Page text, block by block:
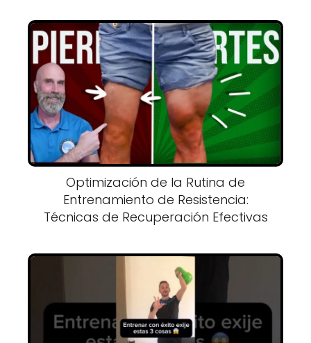
Optimización de la Rutina de
Entrenamiento de Resistencia:
Técnicas de Recuperación Efectivas